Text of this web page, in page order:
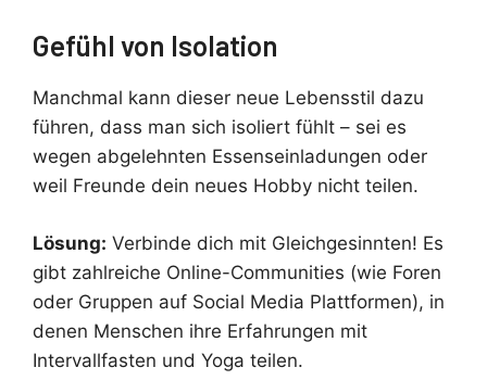
Gefühl von Isolation
Manchmal kann dieser neue Lebensstil dazu
führen, dass man sich isoliert fühlt – sei es
wegen abgelehnten Essenseinladungen oder
weil Freunde dein neues Hobby nicht teilen.
Lösung: Verbinde dich mit Gleichgesinnten! Es
gibt zahlreiche Online-Communities (wie Foren
oder Gruppen auf Social Media Plattformen), in
denen Menschen ihre Erfahrungen mit
Intervallfasten und Yoga teilen.